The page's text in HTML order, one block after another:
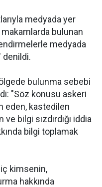
medyada yer
makamlarda bulunan
medyada
denildi.
bulunma sebebi
"Söz konusu askeri
eden, kastedilen
bilgi sızdırdığı iddia
bilgi toplamak
kimsenin,
hakkında